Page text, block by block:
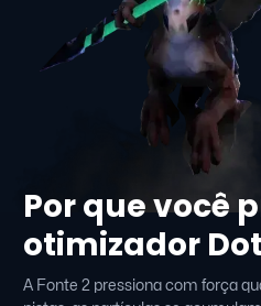
Por que você
otimizador
A Fonte 2 pressiona com força